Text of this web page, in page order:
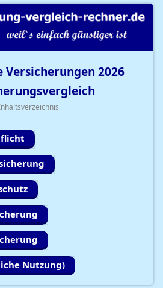
Versicherungen 2026
Nutzung)